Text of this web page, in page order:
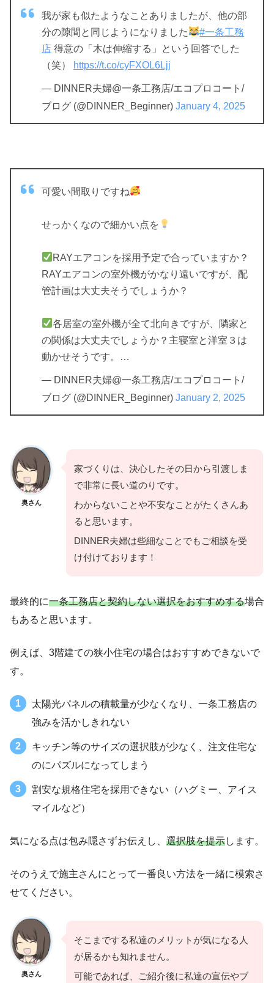
我が家も似たようなことありましたが、他の部
分の隙間と同じようになりました
#一条工務
店 得意の「木は伸縮する」という回答でした
（笑）
https://t.co/cyFXOL6Ljj
— DINNER夫婦@一条工務店/エコプロコート/
ブログ (@DINNER_Beginner) January 4, 2025
可愛い間取りですね
せっかくなので細かい点を
RAYエアコンを採用予定で合っていますか？
RAYエアコンの室外機がかなり遠いですが、配
管計画は大丈夫そうでしょうか？
各居室の室外機が全て北向きですが、隣家と
の関係は大丈夫でしょうか？主寝室と洋室３は
動かせそうです。…
— DINNER夫婦@一条工務店/エコプロコート/
ブログ (@DINNER_Beginner) January 2, 2025
奥さん
家づくりは、決心したその日から引渡しま
で非常に長い道のりです。
わからないことや不安なことがたくさんあ
ると思います。
DINNER夫婦は些細なことでもご相談を受
け付けております！
最終的に一条工務店と契約しない選択をおすすめする場合
もあると思います。
例えば、3階建ての狭小住宅の場合はおすすめできないで
す。
太陽光パネルの積載量が少なくなり、一条工務店の
強みを活かしきれない
キッチン等のサイズの選択肢が少なく、注文住宅な
のにパズルになってしまう
割安な規格住宅を採用できない（ハグミー、アイス
マイルなど）
気になる点は包み隠さずお伝えし、 選択肢を提示します。
そのうえで施主さんにとって一番良い方法を一緒に模索さ
せてください。
奥さん
そこまでする私達のメリットが気になる人
が居るかも知れません。
可能であれば、ご紹介後に私達の宣伝やブ